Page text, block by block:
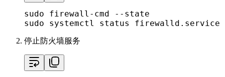
sudo
sudo systemctl status firewalld.service
停止防火墙服务